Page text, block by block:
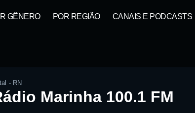
GÊNERO POR REGIÃO CANAIS E PODCASTS
- RN
Marinha 100.1 FM